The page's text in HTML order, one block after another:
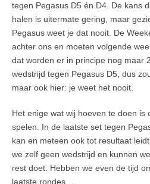
tegen Pegasus D5 én D4. De kans
halen is uitermate gering, maar
Pegasus weet je dat nooit. De
achter ons en moeten volgende
dat worden er in principe nog maar
wedstrijd tegen Pegasus D5, dus
maar ook hier: je weet het nooit.
Het enige wat wij hoeven te doen is
spelen. In de laatste set tegen
kan en meteen ook tot resultaat
we zelf geen wedstrijd en kunnen
rest doet. Hebben we even de tijd
laatste rondes…